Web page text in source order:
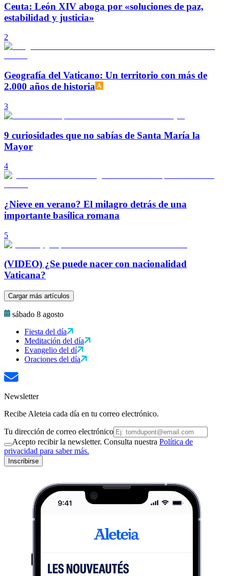
Ceuta: León XIV aboga por «soluciones de paz,
estabilidad y justicia»
2
Geografía del Vaticano: Un territorio con más de
2.000 años de historia
3
9 curiosidades que no sabías de Santa María la
Mayor
4
¿Nieve en verano? El milagro detrás de una
importante basílica romana
5
(VIDEO) ¿Se puede nacer con nacionalidad
Vaticana?
Cargar más artículos
sábado 8 agosto
Fiesta del día
Meditación del día
Evangelio del dí
Oraciones del día
Newsletter
Recibe Aleteia cada día en tu correo electrónico.
Tu dirección de correo electrónico
Acepto recibir la newsletter. Consulta nuestra Política de
privacidad para saber más.
Inscribirse